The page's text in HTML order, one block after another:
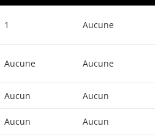
1 Aucune
Aucune Aucune
Aucun Aucun
Aucun Aucun